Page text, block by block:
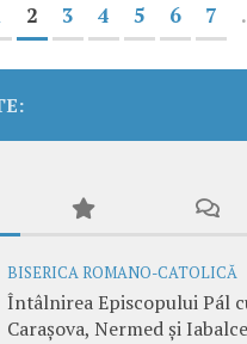
2 3 4 5 6 7
BISERICA ROMANO-CATOLICĂ
Întâlnirea Episcopului Pál
Carașova, Nermed și